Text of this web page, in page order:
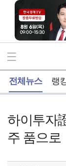
전체뉴스 랭
하이투자
주 품으로